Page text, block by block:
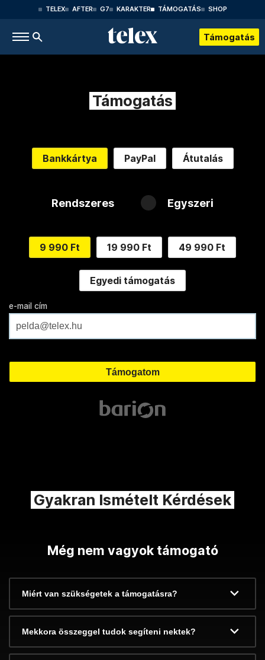
TELEX AFTER G7 KARAKTER TÁMOGATÁS SHOP
Támogatás
Támogatás
Bankkártya PayPal Átutalás
Rendszeres Egyszeri
9 990 Ft 19 990 Ft 49 990 Ft
Egyedi támogatás
e-mail cím
Gyakran Ismételt Kérdések
Még nem vagyok támogató
Miért van szükségetek a támogatásra?
Mekkora összeggel tudok segíteni nektek?